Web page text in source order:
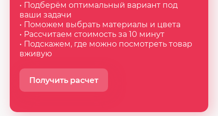
• Подберём оптимальный вариант под
ваши задачи
• Поможем выбрать материалы и цвета
• Рассчитаем стоимость за 10 минут
• Подскажем, где можно посмотреть товар
вживую
Получить расчет